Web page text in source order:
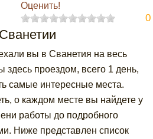
Оценить!
0
вы в Сванетия на весь
здесь проездом, всего 1 день,
самые интересные места.
о каждом месте вы найдете у
работы до подробного
Ниже представлен список